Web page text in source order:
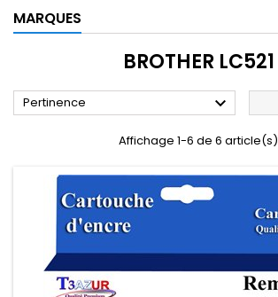
MARQUES
BROTHER LC521
Pertinence 
Affichage 1-6 de 6 article(s)